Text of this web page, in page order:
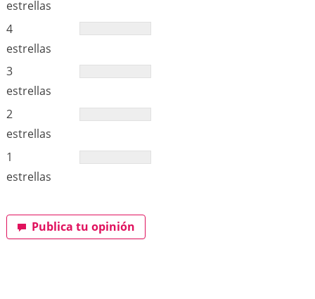
estrellas
4
estrellas
3
estrellas
2
estrellas
1
estrellas
Publica tu opinión